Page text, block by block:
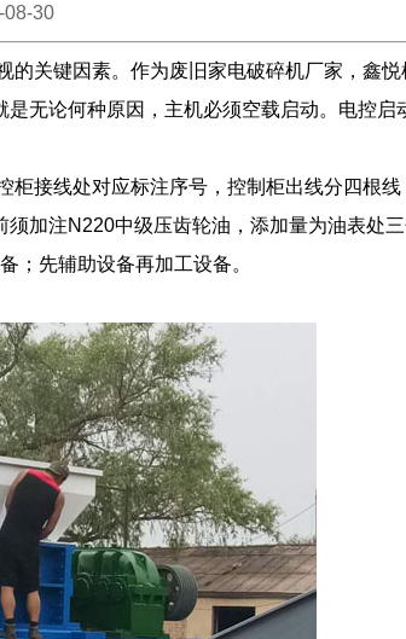
08-30
关键因素。作为废旧家电破碎机厂家，鑫悦
无论何种原因，主机必须空载启动。电控启
柜接线处对应标注序号，控制柜出线分四根线
加注N220中级压齿轮油，添加量为油表处
；先辅助设备再加工设备。